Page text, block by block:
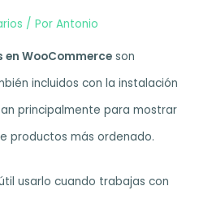
/ Por Antonio
WooCommerce son
incluidos con la instalación
principalmente para mostrar
productos más ordenado.
usarlo cuando trabajas con